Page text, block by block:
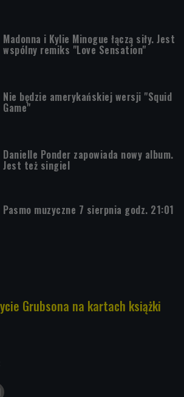
Madonna i Kylie Minogue łączą siły. Jest
wspólny remiks "Love Sensation"
Nie będzie amerykańskiej wersji "Squid
Game"
Danielle Ponder zapowiada nowy album.
Jest też singiel
Pasmo muzyczne 7 sierpnia godz. 21:01
Grubsona na kartach książki